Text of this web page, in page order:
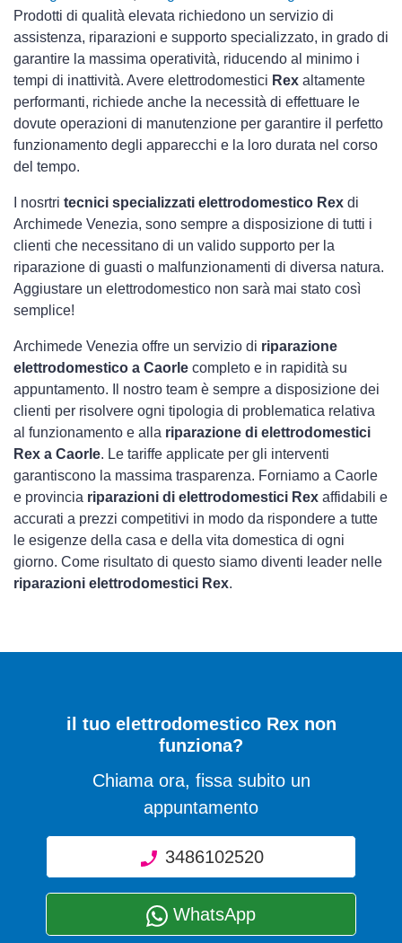
Prodotti di qualità elevata richiedono un servizio di
assistenza, riparazioni e supporto specializzato, in grado di
garantire la massima operatività, riducendo al minimo i
tempi di inattività. Avere elettrodomestici Rex altamente
performanti, richiede anche la necessità di effettuare le
dovute operazioni di manutenzione per garantire il perfetto
funzionamento degli apparecchi e la loro durata nel corso
del tempo.
I nosrtri tecnici specializzati elettrodomestico Rex di
Archimede Venezia, sono sempre a disposizione di tutti i
clienti che necessitano di un valido supporto per la
riparazione di guasti o malfunzionamenti di diversa natura.
Aggiustare un elettrodomestico non sarà mai stato così
semplice!
Archimede Venezia offre un servizio di riparazione
elettrodomestico a Caorle completo e in rapidità su
appuntamento. Il nostro team è sempre a disposizione dei
clienti per risolvere ogni tipologia di problematica relativa
al funzionamento e alla riparazione di elettrodomestici
Rex a Caorle. Le tariffe applicate per gli interventi
garantiscono la massima trasparenza. Forniamo a Caorle
e provincia riparazioni di elettrodomestici Rex affidabili e
accurati a prezzi competitivi in modo da rispondere a tutte
le esigenze della casa e della vita domestica di ogni
giorno. Come risultato di questo siamo diventi leader nelle
riparazioni elettrodomestici Rex.
il tuo elettrodomestico Rex non
funziona?
Chiama ora, fissa subito un
appuntamento
3486102520
WhatsApp